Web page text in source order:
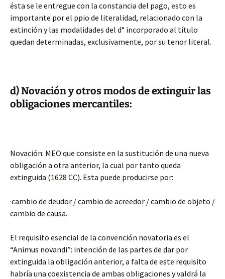
ésta se le entregue con la constancia del pago, esto es
importante por el ppio de literalidad, relacionado con la
extinción y las modalidades del d° incorporado al título
quedan determinadas, exclusivamente, por su tenor literal.
d) Novación y otros modos de extinguir las
obligaciones mercantiles:
Novación: MEO que consiste en la sustitución de una nueva
obligación a otra anterior, la cual por tanto queda
extinguida (1628 CC). Esta puede producirse por:
·cambio de deudor / cambio de acreedor / cambio de objeto /
cambio de causa.
El requisito esencial de la convención novatoria es el
“Animus novandi”: intención de las partes de dar por
extinguida la obligación anterior, a falta de este requisito
habría una coexistencia de ambas obligaciones y valdrá la